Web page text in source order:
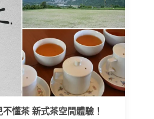
懂茶 新式茶空間體驗！